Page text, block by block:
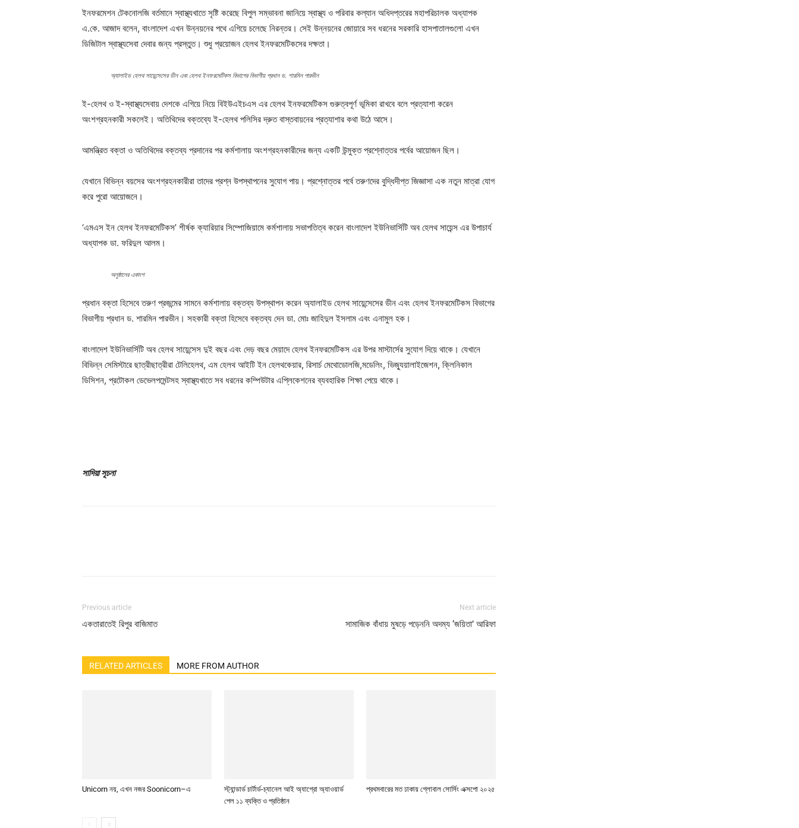
ইনফরমেশন টেকনোলজি বর্তমানে স্বাস্থ্যখাতে সৃষ্টি করেছে বিপুল সম্ভাবনা জানিয়ে স্বাস্থ্য ও পরিবার কল্যান অধিদপ্তরের মহাপরিচালক অধ্যাপক
এ.কে. আজাদ বলেন, বাংলাদেশ এখন উন্নয়নের পথে এগিয়ে চলেছে নিরন্তর। সেই উন্নয়নের জোয়ারে সব ধরনের সরকারি হাসপাতালগুলো এখন
ডিজিটাল স্বাস্থ্যসেবা দেবার জন্য প্রস্তুত। শুধু প্রয়োজন হেলথ ইনফরমেটিকসের দক্ষতা।
অ্যালাইড হেলথ সায়েন্সেসের ডীন এবং হেলথ ইনফরমেটিকস বিভাগের বিভাগীয় প্রধান ড. শারমিন পারভীন
ই-হেলথ ও ই-স্বাস্থ্যসেবায় দেশকে এগিয়ে নিয়ে বিইউএইচএস এর হেলথ ইনফরমেটিকস গুরুত্বপূর্ণ ভূমিকা রাখবে বলে প্রত্যাশা করেন
অংশগ্রহনকারী সকলেই। অতিথিদের বক্তব্যে ই-হেলথ পলিসির দ্রুত বাস্তবায়নের প্রত্যাশার কথা উঠে আসে।
আমন্ত্রিত বক্তা ও অতিথিদের বক্তব্য প্রদানের পর কর্মশালায় অংশগ্রহনকারীদের জন্য একটি উন্মুক্ত প্রশ্নোত্তর পর্বের আয়োজন ছিল।
যেখানে বিভিন্ন বয়সের অংশগ্রহনকারীরা তাদের প্রশ্ন উপস্থাপনের সুযোগ পায়। প্রশ্নোত্তর পর্বে তরুণদের বুদ্ধিদীপ্ত জিজ্ঞাসা এক নতুন মাত্রা যোগ
করে পুরো আয়োজনে।
‘এমএস ইন হেলথ ইনফরমেটিকস’ শীর্ষক ক্যারিয়ার সিম্পোজিয়ামে কর্মশালায় সভাপতিত্ব করেন বাংলাদেশ ইউনিভার্সিটি অব হেলথ সায়েন্স এর উপাচার্য
অধ্যাপক ডা. ফরিদুল আলম।
অনুষ্ঠানের একাংশ
প্রধান বক্তা হিসেবে তরুণ প্রজন্মের সামনে কর্মশালায় বক্তব্য উপস্থাপন করেন অ্যালাইড হেলথ সায়েন্সেসের ডীন এবং হেলথ ইনফরমেটিকস বিভাগের
বিভাগীয় প্রধান ড. শারমিন পারভীন। সহকারী বক্তা হিসেবে বক্তব্য দেন ডা. মোঃ জাহিদুল ইসলাম এবং এনামুল হক।
বাংলাদেশ ইউনিভার্সিটি অব হেলথ সায়েন্সেস দুই বছর এবং দেড় বছর মেয়াদে হেলথ ইনফরমেটিকস এর উপর মাস্টার্সের সুযোগ দিয়ে থাকে। যেখানে
বিভিন্ন সেমিস্টারে ছাত্রীছাত্রীরা টেলিহেলথ, এম হেলথ আইটি ইন হেলথকেয়ার, রিসার্চ মেথোডোলজি,মডেলিং, ভিজ্যুয়ালাইজেশন, ক্লিনিকাল
ডিসিশন, প্রটোকল ডেভেলপমেন্টসহ স্বাস্থ্যখাতে সব ধরনের কম্পিউটার এপ্লিকেশনের ব্যবহারিক শিক্ষা পেয়ে থাকে।
সাদিয়া সূচনা
Previous article
একতারাতেই রিপুর বাজিমাত
Next article
সামাজিক বাঁধায় মুষড়ে পড়েননি অদম্য ‘জয়িতা’ আরিফা
RELATED ARTICLES MORE FROM AUTHOR
Unicorn নয়, এখন নজর Soonicorn–এ
স্ট্যান্ডার্ড চার্টার্ড-চ্যানেল আই অ্যাগ্রো অ্যাওয়ার্ড
পেল ১১ ব্যক্তি ও প্রতিষ্ঠান
প্রথমবারের মত ঢাকায় গ্লোবাল সোর্সিং এক্সপো ২০২৫